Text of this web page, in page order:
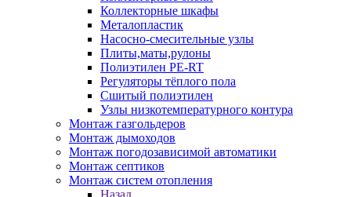
Коллекторные шкафы
Металопластик
Насосно-смесительные узлы
Плиты,маты,рулоны
Полиэтилен PE-RT
Регуляторы тёплого пола
Сшитый полиэтилен
Узлы низкотемпературного контура
Монтаж газгольдеров
Монтаж дымоходов
Монтаж погодозависимой автоматики
Монтаж септиков
Монтаж систем отопления
Назад